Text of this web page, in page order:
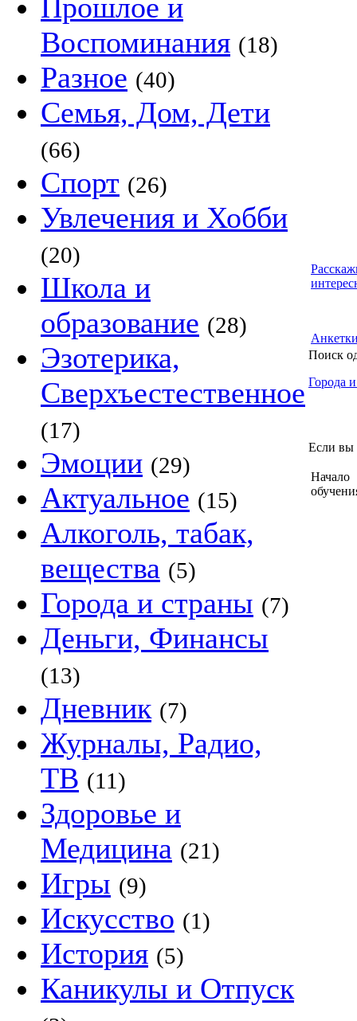
Прошлое и
Воспоминания (18)
Разное (40)
Семья, Дом, Дети
(66)
Спорт (26)
Увлечения и Хобби
(20)
Школа и
образование (28)
Эзотерика,
Сверхъестественное
(17)
Эмоции (29)
Актуальное (15)
Алкоголь, табак,
вещества (5)
Города и страны (7)
Деньги, Финансы
(13)
Дневник (7)
Журналы, Радио,
ТВ (11)
Здоровье и
Медицина (21)
Игры (9)
Искусство (1)
История (5)
Каникулы и Отпуск
Поиск
Города
Если вы
Начало